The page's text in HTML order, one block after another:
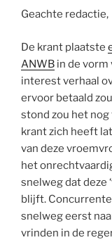
Geachte redactie,
De krant plaatste
ANWB in de vorm
interest verhaal
ervoor betaald
stond zou het nog
krant zich heeft
van deze
het
snelweg dat deze
blijft.
snelweg eerst
vrinden in de